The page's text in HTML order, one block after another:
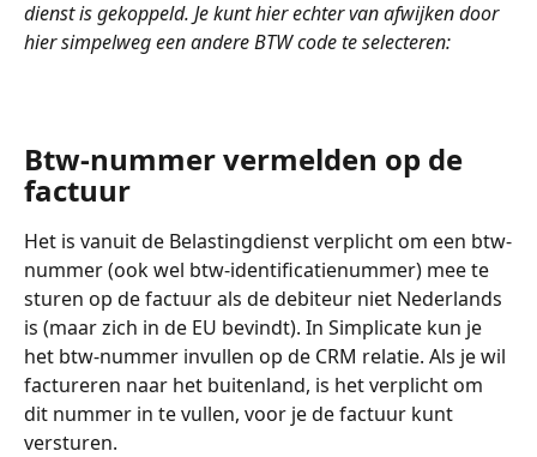
dienst is gekoppeld. Je kunt hier echter van afwijken door
hier simpelweg een andere BTW code te selecteren:
Btw-nummer vermelden op de
factuur
Het is vanuit de Belastingdienst verplicht om een btw-
nummer (ook wel btw-identificatienummer) mee te
sturen op de factuur als de debiteur niet Nederlands
is (maar zich in de EU bevindt). In Simplicate kun je
het btw-nummer invullen op de CRM relatie. Als je wil
factureren naar het buitenland, is het verplicht om
dit nummer in te vullen, voor je de factuur kunt
versturen.